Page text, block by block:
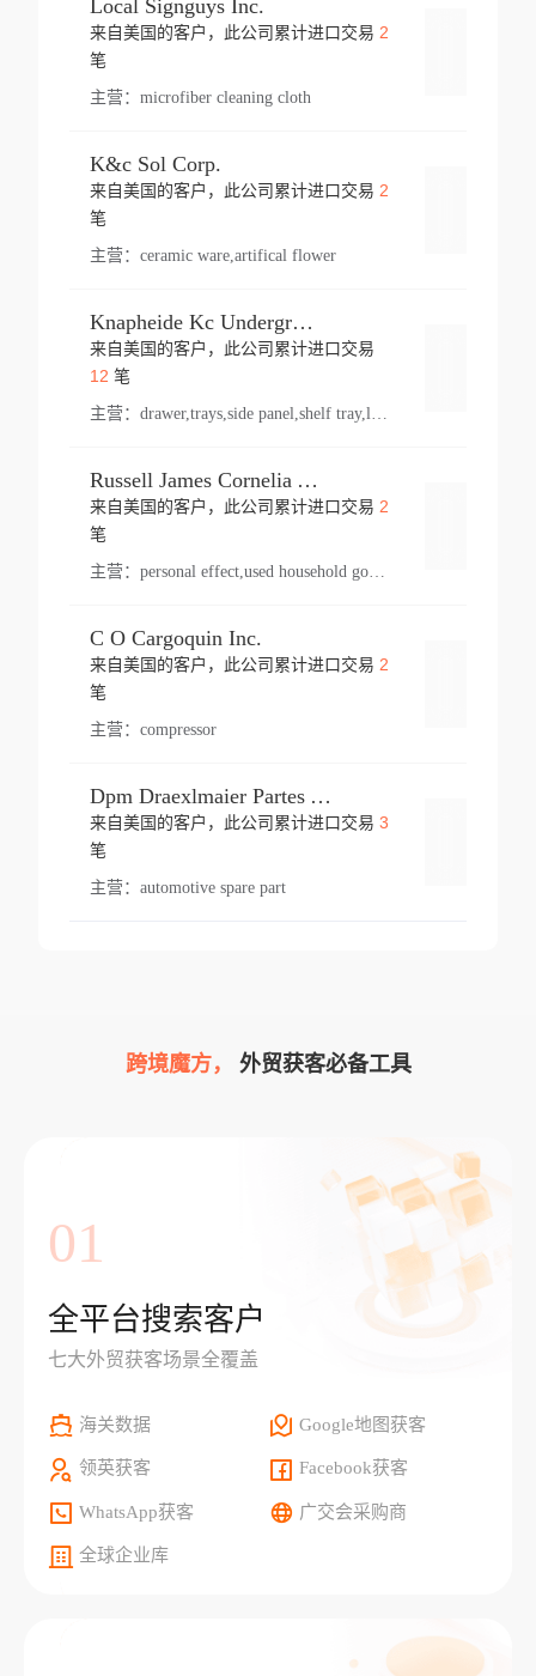
Local Signguys Inc.
来自美国的客户，此公司累计进口交易 2
笔
主营： microfiber cleaning cloth
K&c Sol Corp.
来自美国的客户，此公司累计进口交易 2
笔
主营： ceramic ware,artifical flower
Knapheide Kc Underground
来自美国的客户，此公司累计进口交易
12 笔
主营：
Russell James Cornelia Arlington Va
来自美国的客户，此公司累计进口交易 2
笔
主营： personal effect,used household goods
C O Cargoquin Inc.
来自美国的客户，此公司累计进口交易 2
笔
主营： compressor
Dpm Draexlmaier Partes Automotrices Corr Ind Huejotzingo
来自美国的客户，此公司累计进口交易 3
笔
主营： automotive spare part
跨境魔方， 外贸获客必备工具
01
全平台搜索客户
七大外贸获客场景全覆盖
海关数据 Google地图获客
领英获客 Facebook获客
WhatsApp获客 广交会采购商
全球企业库